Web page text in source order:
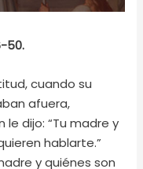
50.
cuando su
afuera,
le dijo: “Tu madre y
hablarte.”
y quiénes son